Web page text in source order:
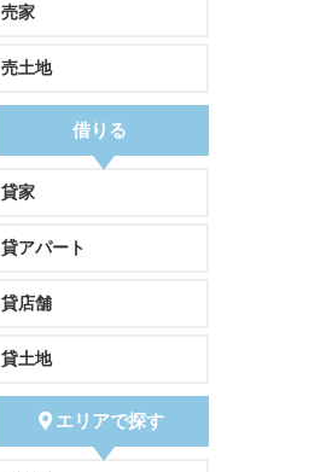
売家
売土地
借りる
貸家
貸アパート
貸店舗
貸土地
エリアで探す